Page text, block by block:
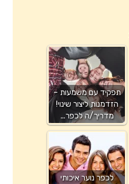
תפקיד עם משמעות –
הזדמנות ליצור שינוי!
מדריך/ה לכפר…
לכפר נוער איכותי